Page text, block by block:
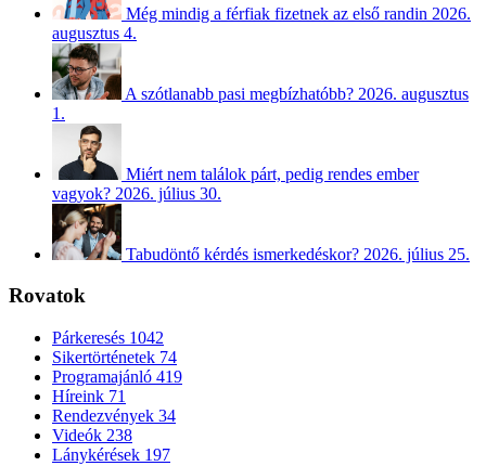
Még mindig a férfiak fizetnek az első randin 2026.
augusztus 4.
A szótlanabb pasi megbízhatóbb? 2026. augusztus
1.
Miért nem találok párt, pedig rendes ember
vagyok? 2026. július 30.
Tabudöntő kérdés ismerkedéskor? 2026. július 25.
Rovatok
Párkeresés 1042
Sikertörténetek 74
Programajánló 419
Híreink 71
Rendezvények 34
Videók 238
Lánykérések 197